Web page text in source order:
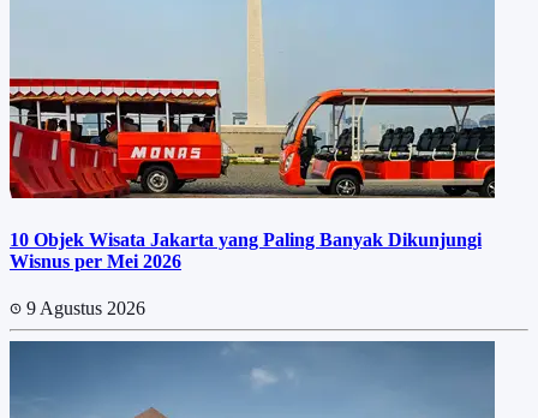
10 Objek Wisata Jakarta yang Paling Banyak Dikunjungi
Wisnus per Mei 2026
9 Agustus 2026